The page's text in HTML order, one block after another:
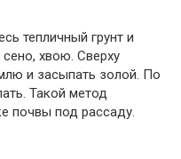
тепличный грунт и
хвою. Сверху
и засыпать золой. По
Такой метод
почвы под рассаду.